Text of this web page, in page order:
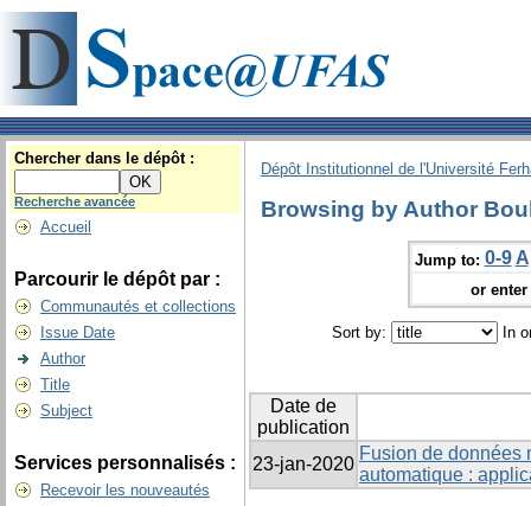
Chercher dans le dépôt :
Recherche avancée
Accueil
Parcourir le dépôt par :
Communautés et collections
Issue Date
Author
Title
Subject
Services personnalisés :
Recevoir les nouveautés
Dépôt Institutionnel de l'Université
Browsing by Author
Jump to: 0-9 A
or
Sort by: In
Date de
publication
23-jan-2020
Fusion de données
automatique :